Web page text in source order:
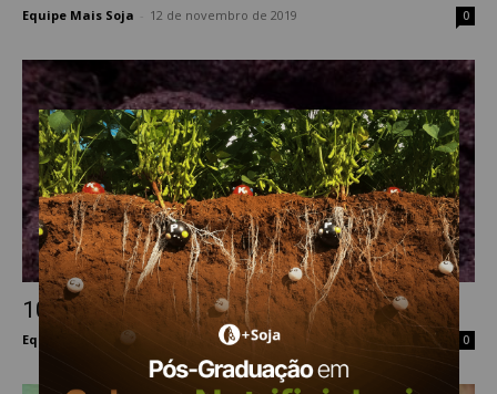
Equipe Mais Soja 12 de novembro de 2019 0
10 principais pragas da soja: corós
Equipe Mais Soja 29 de outubro de 2019 0